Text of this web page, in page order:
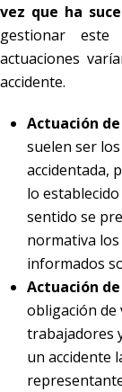
vez que ha
gestionar
actuaciones
accidente.
Actuación
suelen ser
accidentada,
lo
sentido se
normativa
informados
Actuación
obligación de
trabajadores
un accidente